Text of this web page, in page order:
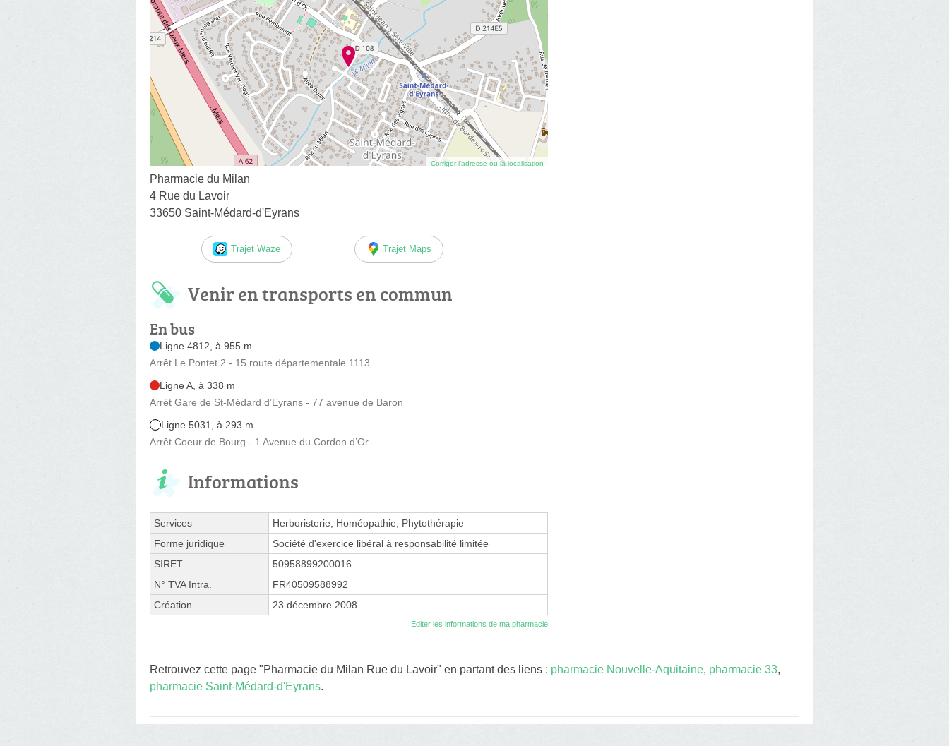
Corriger l’adresse ou la localisation
Pharmacie du Milan
4 Rue du Lavoir
33650 Saint-Médard-d'Eyrans
Trajet Waze Trajet Maps
Venir en transports en commun
En bus
Ligne 4812, à 955 m
Arrêt Le Pontet 2 - 15 route départementale 1113
Ligne A, à 338 m
Arrêt Gare de St-Médard d’Eyrans - 77 avenue de Baron
Ligne 5031, à 293 m
Arrêt Coeur de Bourg - 1 Avenue du Cordon d’Or
Informations
Services
Herboristerie, Homéopathie, Phytothérapie
Forme juridique
Société d'exercice libéral à responsabilité limitée
SIRET
50958899200016
N° TVA Intra.
FR40509588992
Création
23 décembre 2008
Éditer les informations de ma pharmacie
Retrouvez cette page "Pharmacie du Milan Rue du Lavoir" en partant des liens : pharmacie Nouvelle-Aquitaine, pharmacie 33,
pharmacie Saint-Médard-d'Eyrans.